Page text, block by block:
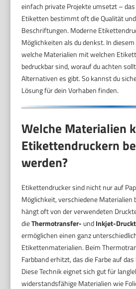
einfach private Projekte umsetzt –
Etiketten bestimmt oft die Qualität
Beschriftungen. Moderne
Möglichkeiten als du denkst. In
welche Materialien mit welchen
bedruckbar sind, worauf du achten
Alternativen es gibt. So kannst du
Lösung für dein Vorhaben finden.
Welche Materialien
Etikettendruckern
werden?
Etikettendrucker sind nicht nur auf
Möglichkeit, verschiedene Materialien
hängt oft von der verwendeten
dieThermotransfer- undInkjet-
ermöglichen einen ganz
Etikettenmaterialien. Beim
Farbband erhitzt, das die Farbe auf
Diese Technik eignet sich gut für
widerstandsfähige Materialien wie